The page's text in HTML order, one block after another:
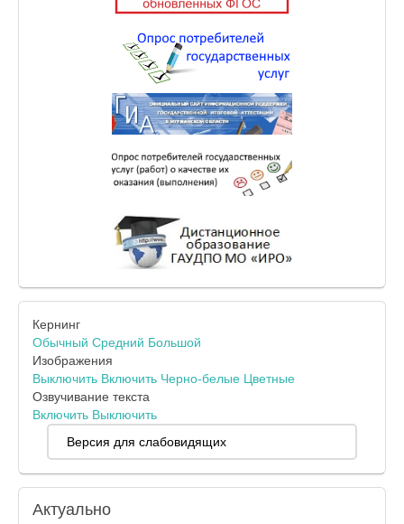
Кернинг
Обычный Средний Большой
Изображения
Выключить Включить Черно-белые Цветные
Озвучивание текста
Включить Выключить
Версия для слабовидящих
Актуально